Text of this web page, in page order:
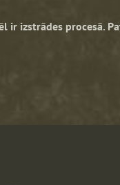
ir izstrādes procesā.